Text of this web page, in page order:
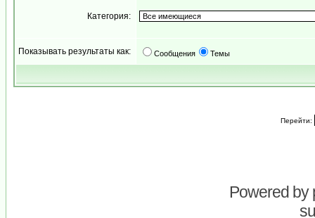
Категория:
Показывать результаты как: Сообщения Темы
Перейти:
Powered by